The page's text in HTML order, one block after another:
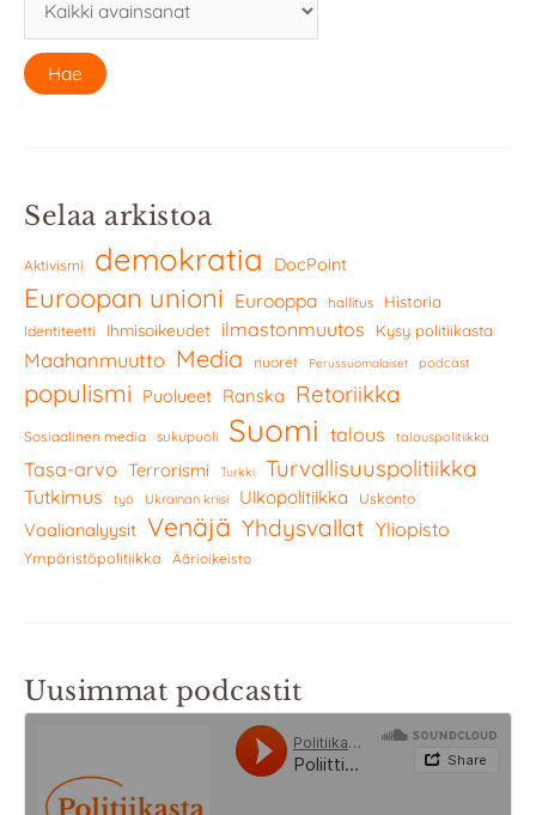
Selaa arkistoa
Aktivismi demokratia DocPoint
Euroopan unioni Eurooppa hallitus Historia
Identiteetti Ihmisoikeudet ilmastonmuutos Kysy politiikasta
Maahanmuutto Media nuoret Perussuomalaiset podcast
populismi Puolueet Ranska Retoriikka
Sosiaalinen media sukupuoli Suomi talous talouspolitiikka
Tasa-arvo Terrorismi Turkki Turvallisuuspolitiikka
Tutkimus työ Ukrainan kriisi Ulkopolitiikka Uskonto
Vaalianalyysit Venäjä Yhdysvallat Yliopisto
Ympäristöpolitiikka Äärioikeisto
Uusimmat podcastit